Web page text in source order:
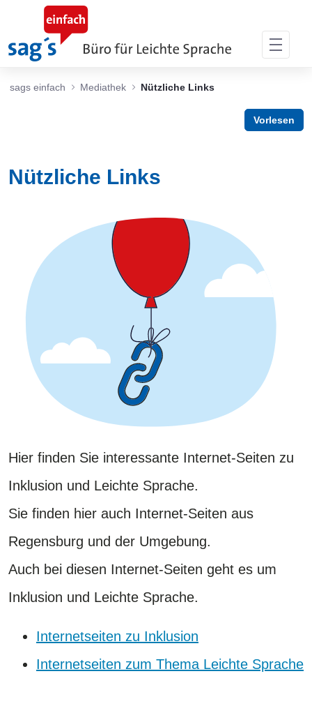
Zum Hauptinhalt springen
sags einfach Mediathek Nützliche Links
Vorlesen
Nützliche Links
Hier finden Sie interessante Internet-Seiten zu
Inklusion und Leichte Sprache.
Sie finden hier auch Internet-Seiten aus
Regensburg und der Umgebung.
​​​​​​​Auch bei diesen Internet-Seiten geht es um
Inklusion und Leichte Sprache.
Internetseiten zu Inklusion
Internetseiten zum Thema Leichte Sprache